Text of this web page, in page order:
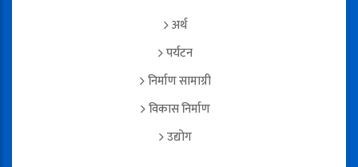
अर्थ
पर्यटन
निर्माण सामाग्री
विकास निर्माण
उद्योग